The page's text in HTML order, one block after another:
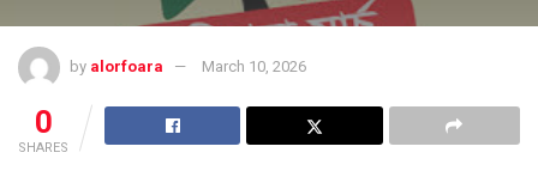
by alorfoara March 10, 2026
0
SHARES